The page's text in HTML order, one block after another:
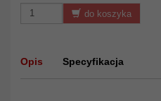
do koszyka
Opis Specyfikacja